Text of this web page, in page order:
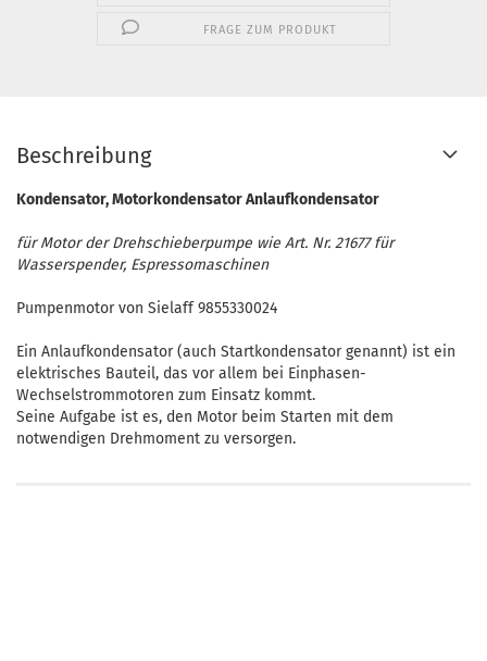
FRAGE ZUM PRODUKT
Beschreibung
Kondensator, Motorkondensator Anlaufkondensator
für Motor der Drehschieberpumpe wie Art. Nr. 21677 für
Wasserspender, Espressomaschinen
Pumpenmotor von Sielaff 9855330024
Ein Anlaufkondensator (auch Startkondensator genannt) ist ein
elektrisches Bauteil, das vor allem bei Einphasen-
Wechselstrommotoren zum Einsatz kommt.
Seine Aufgabe ist es, den Motor beim Starten mit dem
notwendigen Drehmoment zu versorgen.